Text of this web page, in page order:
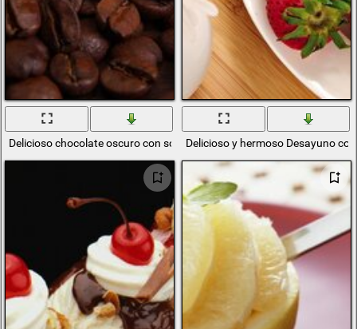
Delicioso chocolate oscuro con sombra de caféDelicioso y hermoso Desayuno